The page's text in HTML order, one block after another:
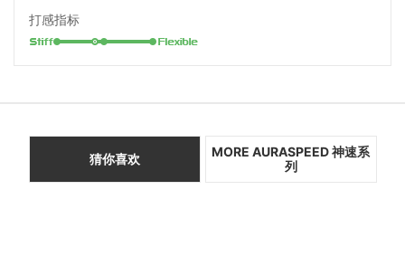
打感指标
猜你喜欢
MORE AURASPEED 神速系
列